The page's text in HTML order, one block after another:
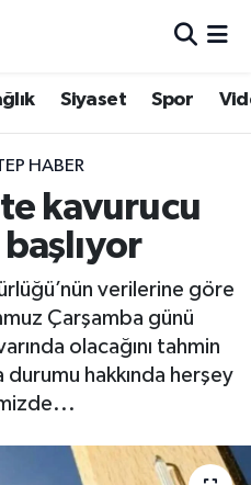
Siyaset Spor
HABER
kavurucu
verilerine göre
Çarşamba günü
olacağını tahmin
hakkında herşey